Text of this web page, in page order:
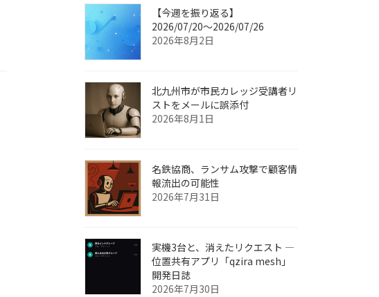
【今週を振り返る】
2026/07/20〜2026/07/26
2026年8月2日
北九州市が市民カレッジ受講者リ
ストをメールに誤添付
2026年8月1日
名鉄協商、ランサム攻撃で顧客情
報流出の可能性
2026年7月31日
実機3台と、消えたリクエスト ―
位置共有アプリ「qzira mesh」
開発日誌
2026年7月30日